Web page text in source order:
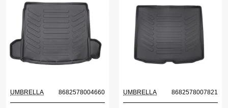
UMBRELLA 8682578004660 UMBRELLA 8682578007821